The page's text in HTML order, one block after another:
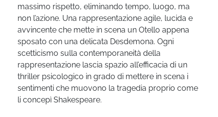
massimo rispetto, eliminando tempo, luogo, ma
non l’azione. Una rappresentazione agile, lucida e
avvincente che mette in scena un Otello appena
sposato con una delicata Desdemona. Ogni
scetticismo sulla contemporaneità della
rappresentazione lascia spazio all’efficacia di un
thriller psicologico in grado di mettere in scena i
sentimenti che muovono la tragedia proprio come
li concepì Shakespeare.